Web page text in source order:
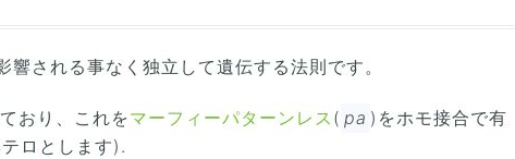
される事なく独立して遺伝する法則です。
おり、これをマーフィーパターンレス ( pa )をホモ接合で有
ロとします).